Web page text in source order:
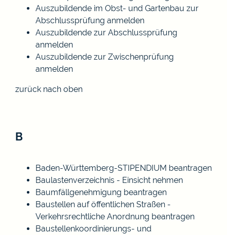
Auszubildende im Obst- und Gartenbau zur
Abschlussprüfung anmelden
Auszubildende zur Abschlussprüfung
anmelden
Auszubildende zur Zwischenprüfung
anmelden
zurück nach oben
B
Baden-Württemberg-STIPENDIUM beantragen
Baulastenverzeichnis - Einsicht nehmen
Baumfällgenehmigung beantragen
Baustellen auf öffentlichen Straßen -
Verkehrsrechtliche Anordnung beantragen
Baustellenkoordinierungs- und